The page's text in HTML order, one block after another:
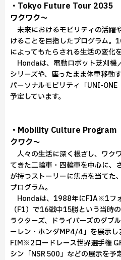
・Tokyo Future Tour 2035
ワクワク～
未来におけるモビリティの活躍
けることを目指したプログラム。
によってもたらされる生活の変化
Hondaは、電動ロボット芝刈機
シリーズや、座ったまま体重移動
パーソナルモビリティ「UNI-
予定しています。
・Mobility Culture Program
クワク～
人々の生活に深く根ざし、ワク
てきた二輪車・四輪車を中心に、
が持つストーリーに焦点を当てた
プログラム。
Hondaは、1988年にFIA※1フ
（F1）で16戦中15勝という当時
ラクターズ、ドライバーズのダブ
ーレン・ホンダMP4/4」を展示
FIM※2ロードレース世界選手権
シン「NSR 500」などの展示を予